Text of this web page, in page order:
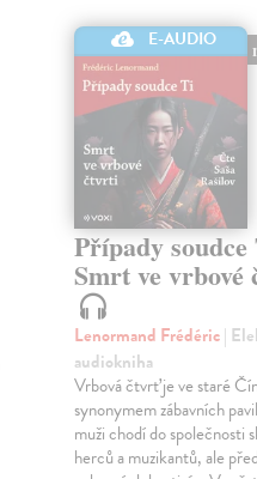
E-AUDIO
Případy
Smrt ve
Lenormand Frédéric|
audiokniha
Vrbová čtvrť je ve staré
synonymem zábavních
muži chodí do společnosti
herců a muzikantů, ale